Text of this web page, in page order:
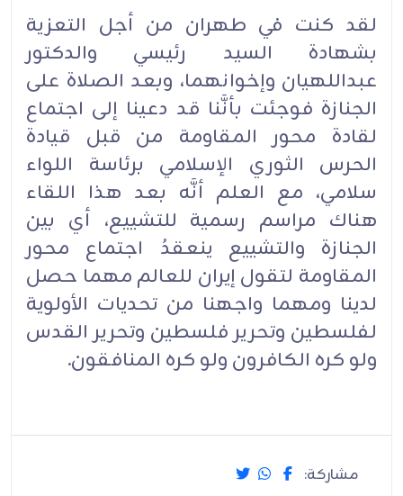
لقد كنت في طهران من أجل التعزية
بشهادة السيد رئيسي والدكتور
عبداللهيان وإخوانهما، وبعد الصلاة على
الجنازة فوجئت بأنَّنا قد دعينا إلى اجتماع
لقادة محور المقاومة من قبل قيادة
الحرس الثوري الإسلامي برئاسة اللواء
سلامي، مع العلم أنَّه بعد هذا اللقاء
هناك مراسم رسمية للتشييع، أي بين
الجنازة والتشييع ينعقدُ اجتماع محور
المقاومة لتقول إيران للعالم مهما حصل
لدينا ومهما واجهنا من تحديات الأولوية
لفلسطين وتحرير فلسطين وتحرير القدس
ولو كره الكافرون ولو كره المنافقون.
مشاركة: